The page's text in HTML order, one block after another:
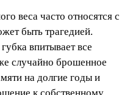
веса часто относятся с
быть трагедией.
впитывает все
случайно брошенное
на долгие годы и